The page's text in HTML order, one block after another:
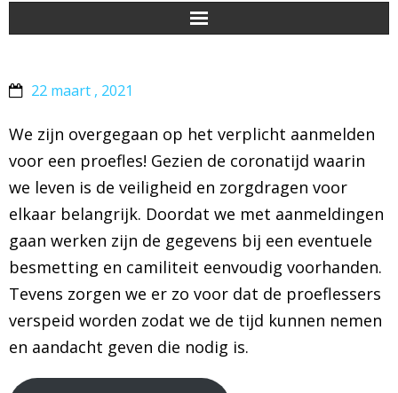
LESTIJDEN
LIDMAATSCHAP
TAEKWONDO
BRAZILIAN JIU JITSU
AGENDA
NIEUWS
22 maart , 2021
We zijn overgegaan op het verplicht aanmelden
voor een proefles! Gezien de coronatijd waarin
we leven is de veiligheid en zorgdragen voor
elkaar belangrijk. Doordat we met aanmeldingen
gaan werken zijn de gegevens bij een eventuele
besmetting en camiliteit eenvoudig voorhanden.
Tevens zorgen we er zo voor dat de proeflessers
verspeid worden zodat we de tijd kunnen nemen
en aandacht geven die nodig is.